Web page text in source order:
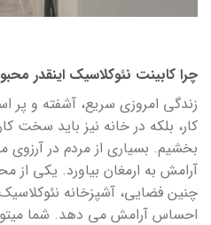
چرا کابینت نئوکلاسیک اینقدر
زندگی امروزی سریع، آشفته و
کار، بلکه در خانه نیز باید سخت
بخشیم. بسیاری از مردم در آرزوی
آرامش به ارمغان بیاورد. یکی از
چنین فضایی، آشپزخانه
احساس آرامش می دهد. شما